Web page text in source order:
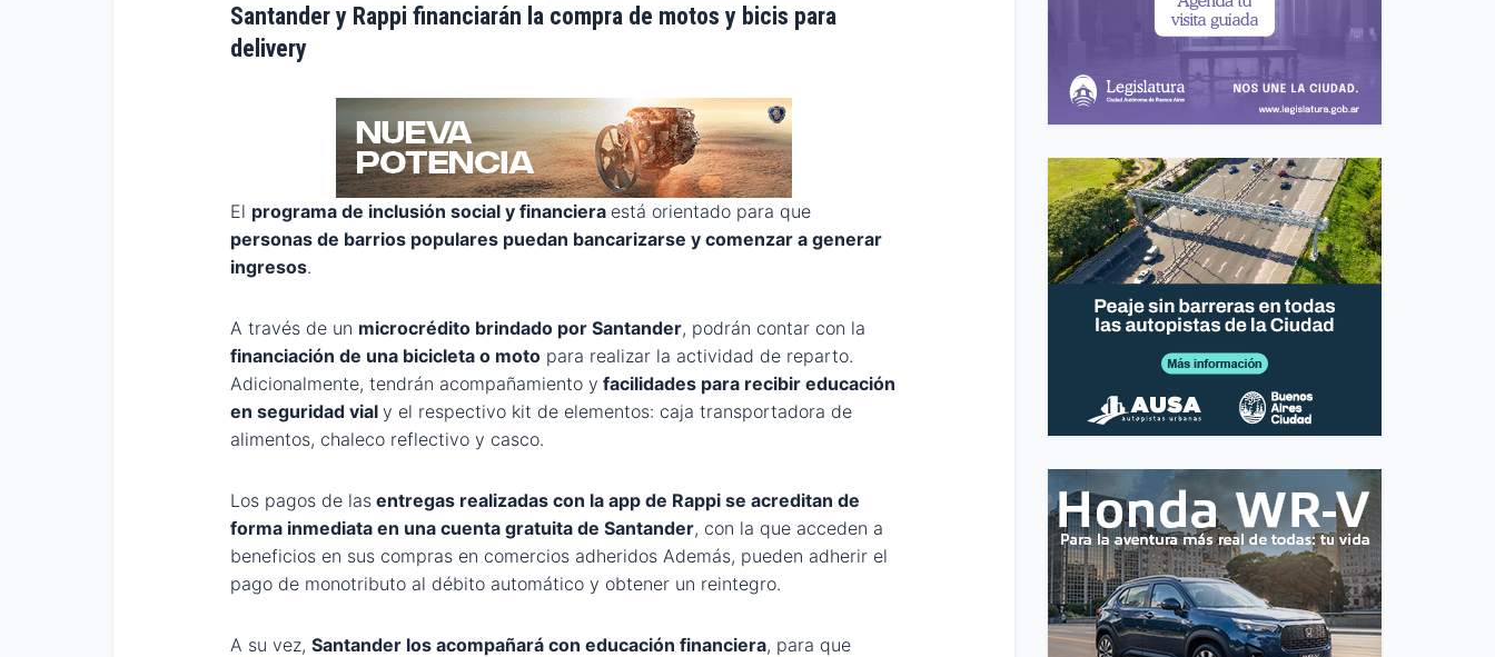
Santander y Rappi financiarán la compra de motos y bicis para
delivery
El programa de inclusión social y financiera está orientado para que
personas de barrios populares puedan bancarizarse y comenzar a generar
ingresos.
A través de un microcrédito brindado por Santander, podrán contar con la
financiación de una bicicleta o moto para realizar la actividad de reparto.
Adicionalmente, tendrán acompañamiento y facilidades para recibir educación
en seguridad vial y el respectivo kit de elementos: caja transportadora de
alimentos, chaleco reflectivo y casco.
Los pagos de las entregas realizadas con la app de Rappi se acreditan de
forma inmediata en una cuenta gratuita de Santander, con la que acceden a
beneficios en sus compras en comercios adheridos Además, pueden adherir el
pago de monotributo al débito automático y obtener un reintegro.
A su vez, Santander los acompañará con educación financiera, para que